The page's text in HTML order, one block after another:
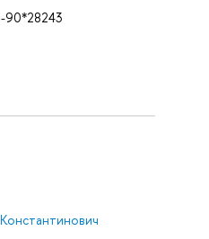
90*28243